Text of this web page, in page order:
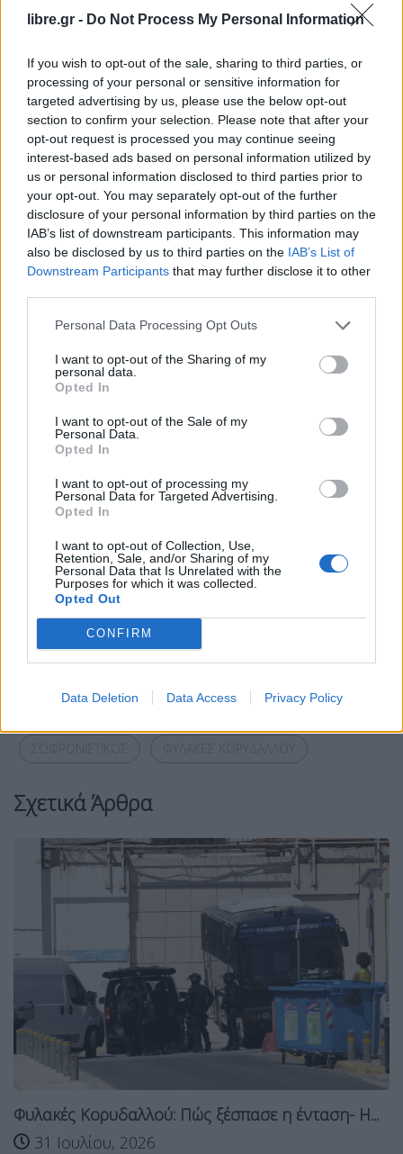
libre.gr - Do Not Process My Personal Information
If you wish to opt-out of the sale, sharing to third parties, or
processing of your personal or sensitive information for
targeted advertising by us, please use the below opt-out
section to confirm your selection. Please note that after your
opt-out request is processed you may continue seeing
interest-based ads based on personal information utilized by
us or personal information disclosed to third parties prior to
your opt-out. You may separately opt-out of the further
disclosure of your personal information by third parties on the
IAB’s list of downstream participants. This information may
also be disclosed by us to third parties on the IAB’s List of
Downstream Participants that may further disclose it to other
Personal Data Processing Opt Outs
I want to opt-out of the Sharing of my
personal data.
Opted In
I want to opt-out of the Sale of my
Personal Data.
Opted In
I want to opt-out of processing my
Personal Data for Targeted Advertising.
Opted In
I want to opt-out of Collection, Use,
Retention, Sale, and/or Sharing of my
Personal Data that Is Unrelated with the
Purposes for which it was collected.
Opted Out
CONFIRM
Data Deletion Data Access Privacy Policy
Facebook Share on X Bluesky
Email Copy Link
Σχετικά Άρθρα
Φυλακές Κορυδαλλού: Πώς ξέσπασε η ένταση- Η...
31 Ιουλίου, 2026